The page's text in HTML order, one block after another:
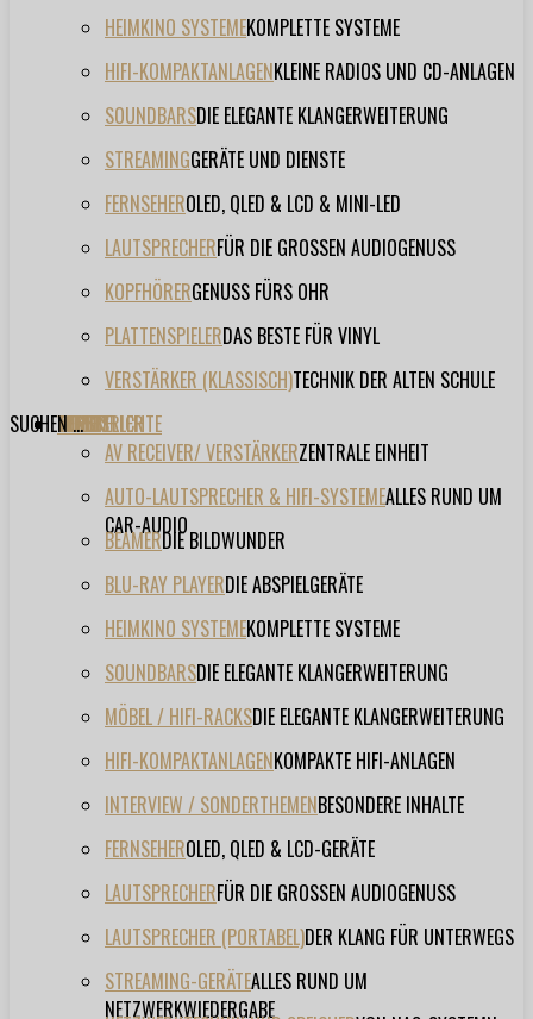
HEIMKINO SYSTEMEKOMPLETTE SYSTEME
HIFI-KOMPAKTANLAGENKLEINE RADIOS UND CD-ANLAGEN
SOUNDBARSDIE ELEGANTE KLANGERWEITERUNG
STREAMINGGERÄTE UND DIENSTE
FERNSEHEROLED, QLED & LCD & MINI-LED
LAUTSPRECHERFÜR DIE GROSSEN AUDIOGENUSS
KOPFHÖRERGENUSS FÜRS OHR
PLATTENSPIELERDAS BESTE FÜR VINYL
VERSTÄRKER (KLASSISCH)TECHNIK DER ALTEN SCHULE
TESTBERICHTE
AV RECEIVER/ VERSTÄRKERZENTRALE EINHEIT
AUTO-LAUTSPRECHER & HIFI-SYSTEMEALLES RUND UM
CAR-AUDIO
BEAMERDIE BILDWUNDER
BLU-RAY PLAYERDIE ABSPIELGERÄTE
HEIMKINO SYSTEMEKOMPLETTE SYSTEME
SOUNDBARSDIE ELEGANTE KLANGERWEITERUNG
MÖBEL / HIFI-RACKSDIE ELEGANTE KLANGERWEITERUNG
HIFI-KOMPAKTANLAGENKOMPAKTE HIFI-ANLAGEN
INTERVIEW / SONDERTHEMENBESONDERE INHALTE
FERNSEHEROLED, QLED & LCD-GERÄTE
LAUTSPRECHERFÜR DIE GROSSEN AUDIOGENUSS
LAUTSPRECHER (PORTABEL)DER KLANG FÜR UNTERWEGS
STREAMING-GERÄTEALLES RUND UM
NETZWERKWIEDERGABE
FORUM
FILME
VIDEOS
HERSTELLER
EVENT
SUCHEN ...